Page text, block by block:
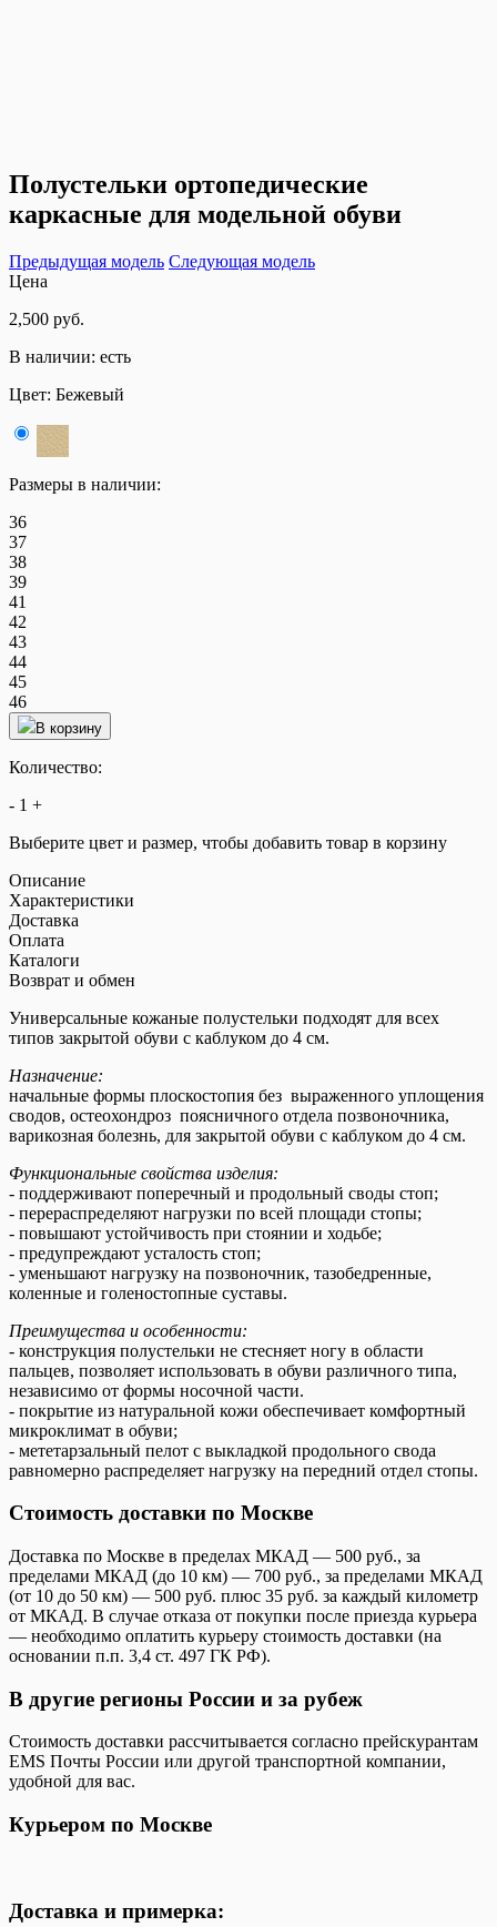
Полустельки ортопедические
каркасные для модельной обуви
Предыдущая модель Следующая модель
Цена
2,500 руб.
В наличии: есть
Цвет: Бежевый
Размеры в наличии:
36
37
38
39
41
42
43
44
45
46
В корзину
Количество:
- 1 +
Выберите цвет и размер, чтобы добавить товар в корзину
Описание
Характеристики
Доставка
Оплата
Каталоги
Возврат и обмен
Универсальные кожаные полустельки подходят для всех
типов закрытой обуви с каблуком до 4 см.
Назначение:
начальные формы плоскостопия без выраженного уплощения
сводов, остеохондроз поясничного отдела позвоночника,
варикозная болезнь, для закрытой обуви с каблуком до 4 см.
Функциональные свойства изделия:
- поддерживают поперечный и продольный своды стоп;
- перераспределяют нагрузки по всей площади стопы;
- повышают устойчивость при стоянии и ходьбе;
- предупреждают усталость стоп;
- уменьшают нагрузку на позвоночник, тазобедренные,
коленные и голеностопные суставы.
Преимущества и особенности:
- конструкция полустельки не стесняет ногу в области
пальцев, позволяет использовать в обуви различного типа,
независимо от формы носочной части.
- покрытие из натуральной кожи обеспечивает комфортный
микроклимат в обуви;
- мететарзальный пелот с выкладкой продольного свода
равномерно распределяет нагрузку на передний отдел стопы.
Стоимость доставки по Москве
Доставка по Москве в пределах МКАД — 500 руб., за
пределами МКАД (до 10 км) — 700 руб., за пределами МКАД
(от 10 до 50 км) — 500 руб. плюс 35 руб. за каждый километр
от МКАД. В случае отказа от покупки после приезда курьера
— необходимо оплатить курьеру стоимость доставки (на
основании п.п. 3,4 ст. 497 ГК РФ).
В другие регионы России и за рубеж
Стоимость доставки рассчитывается согласно прейскурантам
EMS Почты России или другой транспортной компании,
удобной для вас.
Курьером по Москве
Доставка и примерка: